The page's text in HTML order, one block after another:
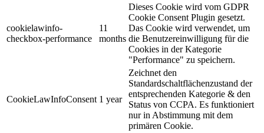
cookielawinfo-
checkbox-performance
11
months
Dieses Cookie wird vom GDPR
Cookie Consent Plugin gesetzt.
Das Cookie wird verwendet, um
die Benutzereinwilligung für die
Cookies in der Kategorie
"Performance" zu speichern.
CookieLawInfoConsent 1 year
Zeichnet den
Standardschaltflächenzustand der
entsprechenden Kategorie & den
Status von CCPA. Es funktioniert
nur in Abstimmung mit dem
primären Cookie.